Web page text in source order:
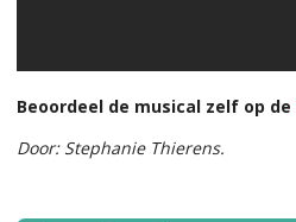
Beoordeel de musical zelf op de
Door: Stephanie Thierens.